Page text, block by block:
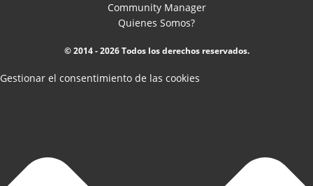
Community Manager
Quienes Somos?
© 2014 - 2026 Todos los derechos reservados.
Gestionar el consentimiento de las cookies